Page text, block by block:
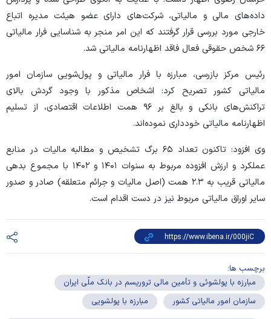
داده‌های مالی و مالیاتی، شرکت‌های دارای عضو هیئت مدیره اتباع
خارجی مورد بررسی قرار گرفتند که این امر منجر به شناسایی فرار مالیاتی
۶۶ شخص حقوقی فعال فاقد اظهارنامه مالیاتی شد.
رئیس مرکز بازرسی، مبارزه با فرار مالیاتی و پول‌شویی سازمان امور
مالیاتی کشور تصریح کرد: اشخاص مذکور با وجود گردش بالای
تراکنش‌های بانکی و بالغ بر ۹۶ همت اطلاعات اقتصادی، از تسلیم
اظهارنامه مالیاتی خودداری نموده‌اند.
وی افزود: تاکنون تعداد ۶۵ برگ تشخیص و مطالبه مالیات در منابع
عملکرد و ارزش افزوده مربوط به سنوات ۱۴۰۱ و ۱۴۰۲ با مجموع بدهی
مالیاتی قریب به ۲.۳ همت (اصل مالیات و جرائم متعلقه) صادر و صدور
سایر اوراق مالیاتی مربوط نیز در دست اقدام است.
برچسب ها:
مبارزه با پولشوئی و تأمین مالی تروریسم در بانک ملّی ایران
سازمان امور مالیاتی کشور
مبارزه با پولشویی